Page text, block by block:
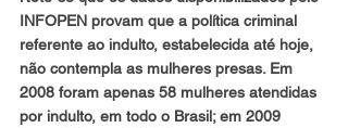
INFOPEN provam que a política criminal
referente ao indulto, estabelecida até hoje,
não contempla as mulheres presas. Em
2008 foram apenas 58 mulheres atendidas
por indulto, em todo o Brasil; em 2009